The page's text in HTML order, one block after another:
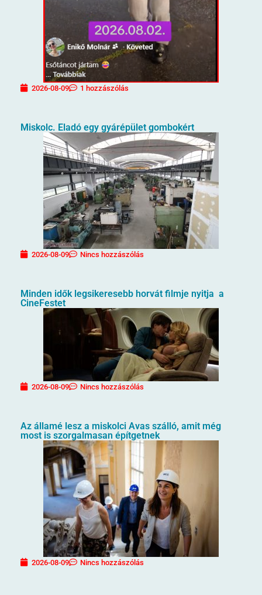
2026-08-09 1 hozzászólás
Miskolc. Eladó egy gyárépület gombokért
2026-08-09 Nincs hozzászólás
Minden idők legsikeresebb horvát filmje nyitja a
CineFestet
2026-08-09 Nincs hozzászólás
Az államé lesz a miskolci Avas szálló, amit még
most is szorgalmasan építgetnek
2026-08-09 Nincs hozzászólás